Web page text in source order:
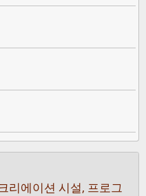
리에이션 시설, 프로그